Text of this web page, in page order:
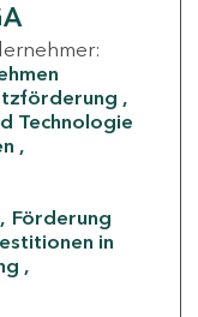
Technologie
Förderung
in